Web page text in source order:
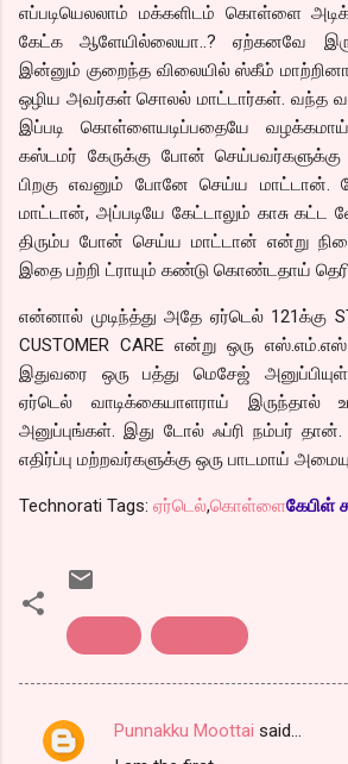
எப்படியெலலாம் மக்களிடம் கொள்ளை
கேட்க ஆளேயில்லையா..? ஏற்கனவே
இன்னும் குறைந்த விலையில் ஸ்கீம்
ஒழிய அவர்கள் சொலல் மாட்டார்கள். வந்த
இப்படி கொள்ளையடிப்பதையே
கஸ்டமர் கேருக்கு போன் செய்பவர்களுக்கு
பிறகு எவனும் போனே செய்ய மாட்டான்.
மாட்டான், அப்படியே கேட்டாலும் காசு கட்ட
திரும்ப போன் செய்ய மாட்டான் என்று
இதை பற்றி ட்ராயும் கண்டு கொண்டதாய்
என்னால் முடிந்த்து அதே ஏர்டெல் 121க்கு
CUSTOMER CARE என்று ஒரு எஸ்.எம்.எஸ்
இதுவரை ஒரு பத்து மெசேஜ்
ஏர்டெல் வாடிக்கையாளராய் இருந்தால்
அனுப்புங்கள். இது டோல் ஃப்ரி நம்பர் தான்.
எதிர்ப்பு மற்றவர்களுக்கு ஒரு பாடமாய்
Technorati Tags: ஏர்டெல்,கொள்ளைகேபிள்
C
Punnakku Moottai said…